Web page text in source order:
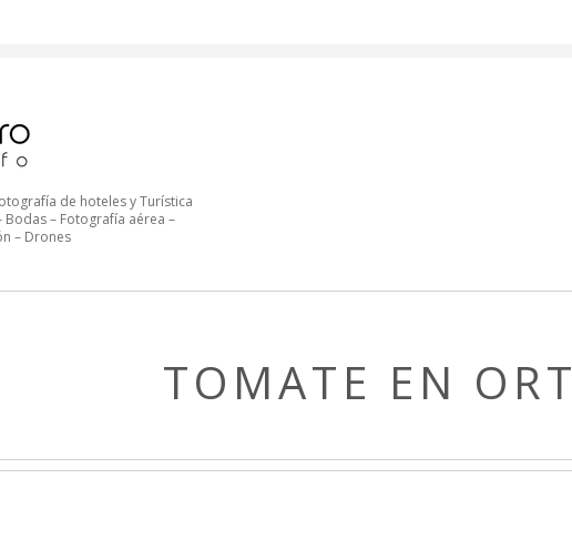
de hoteles y Turística
– Fotografía aérea –
– Drones
TOMATE EN ORT